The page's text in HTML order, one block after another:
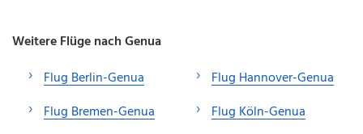
Weitere Flüge nach Genua
Flug Berlin-Genua
Flug Bremen-Genua
Flug Hannover-Genua
Flug Köln-Genua